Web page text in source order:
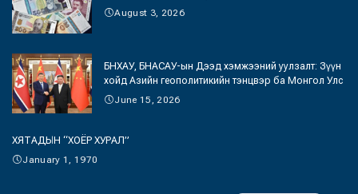
August 3, 2026
БНХАУ, БНАСАУ-ын Дээд хэмжээний уулзалт: Зүүн
хойд Азийн геополитикийн тэнцвэр ба Монгол Улс
June 15, 2026
ХЯТАДЫН “ХОЁР ХУРАЛ”
January 1, 1970